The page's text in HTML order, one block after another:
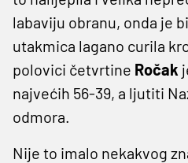
labaviju obranu, onda je
utakmica lagano curila
polovici četvrtine Ročak
najvećih 56-39, a ljutiti
odmora.
Nije to imalo nekakvog